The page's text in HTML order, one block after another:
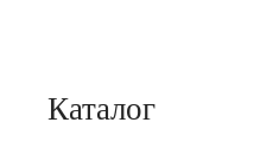
Каталог